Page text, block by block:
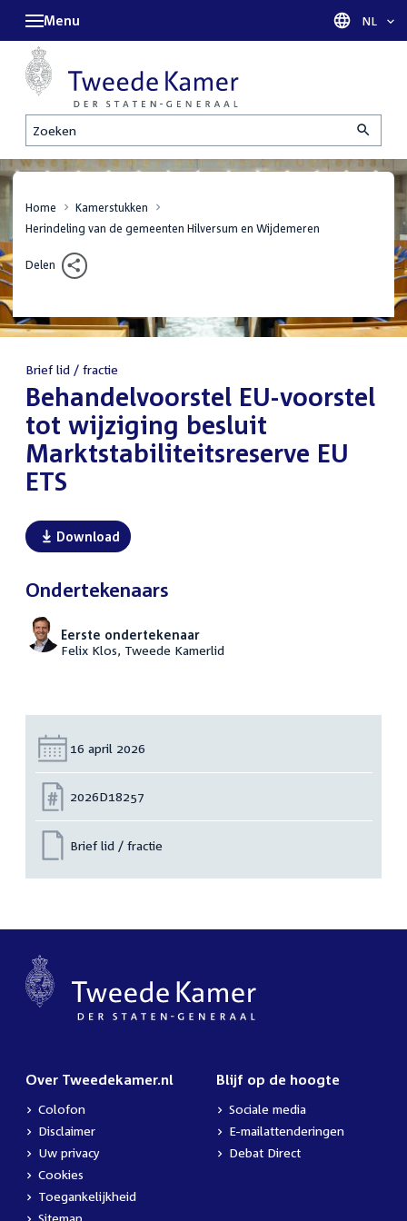
Zoeken
Menu Taal
NL
Home
Kamerstukken
Herindeling van de gemeenten Hilversum en Wijdemeren
Delen
Brief lid / fractie
:Behandelvoorstel EU-voorstel
tot wijziging besluit
Marktstabiliteitsreserve EU
ETS
Download
Ondertekenaars
Eerste ondertekenaar
Felix Klos, Tweede Kamerlid
Datum:
16 april 2026
Nummer:
2026D18257
Brief lid / fractie
Over Tweedekamer.nl
Colofon
Disclaimer
Uw privacy
Cookies
Toegankelijkheid
Blijf op de hoogte
Sociale media
E-mailattenderingen
Debat Direct